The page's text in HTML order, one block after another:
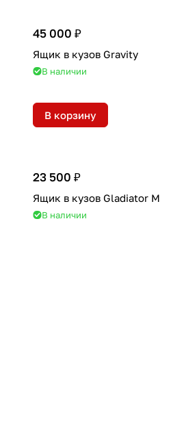
45 000 ₽
Ящик в кузов Gravity
В наличии
В корзину
23 500 ₽
Ящик в кузов Gladiator M
В наличии